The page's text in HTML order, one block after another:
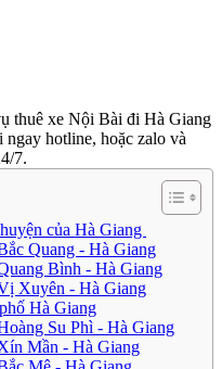
thuê xe Nội Bài đi Hà Giang
hotline, hoặc zalo và
7.
của Hà Giang
Quang - Hà Giang
Bình - Hà Giang
Xuyên - Hà Giang
Hà Giang
Su Phì - Hà Giang
Mần - Hà Giang